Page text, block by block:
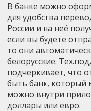
В банке можно
для удобства
России и на неё
если вы будете
то они
белорусские.
подчеркивает, что
быть банк, который
можно внутри
доллары или евро.